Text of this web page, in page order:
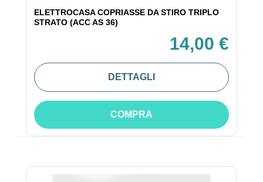
ELETTROCASA COPRIASSE DA STIRO TRIPLO
STRATO (ACC AS 36)
14,00 €
DETTAGLI
COMPRA